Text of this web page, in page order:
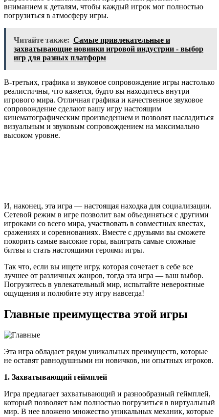
вниманием к деталям, чтобы каждый игрок мог полностью
погрузиться в атмосферу игры.
Читайте также: Самые привлекательные и
захватывающие новинки игровой индустрии - выбор
игр для разных платформ
В-третьих, графика и звуковое сопровождение игры настолько
реалистичны, что кажется, будто вы находитесь внутри
игрового мира. Отличная графика и качественное звуковое
сопровождение сделают вашу игру настоящим
кинематографическим произведением и позволят насладиться
визуальным и звуковым сопровождением на максимально
высоком уровне.
И, наконец, эта игра — настоящая находка для социализации.
Сетевой режим в игре позволит вам объединяться с другими
игроками со всего мира, участвовать в совместных квестах,
сражениях и соревнованиях. Вместе с друзьями вы сможете
покорить самые высокие горы, выиграть самые сложные
битвы и стать настоящими героями игры.
Так что, если вы ищете игру, которая сочетает в себе все
лучшее от различных жанров, тогда эта игра — ваш выбор.
Погрузитесь в увлекательный мир, испытайте невероятные
ощущения и полюбите эту игру навсегда!
Главные преимущества этой игры
Эта игра обладает рядом уникальных преимуществ, которые
не оставят равнодушными ни новичков, ни опытных игроков.
1. Захватывающий геймплей
Игра предлагает захватывающий и разнообразный геймплей,
который позволяет вам полностью погрузиться в виртуальный
мир. В нее вложено множество уникальных механик, которые